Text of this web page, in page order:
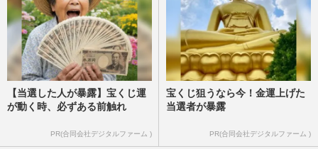
【当選した人が暴露】宝くじ運
が動く時、必ずある前触れ
PR(合同会社デジタルファーム )
宝くじ狙うなら今！金運上げた
当選者が暴露
PR(合同会社デジタルファーム )